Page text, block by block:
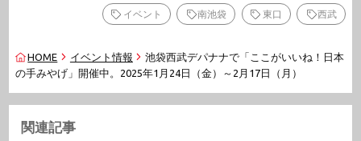
イベント 南池袋 東口 西武
HOME イベント情報
池袋西武デパナナで「ここがいいね！日本
の手みやげ」開催中。2025年1月24日（金）～2月17日（月）
関連記事